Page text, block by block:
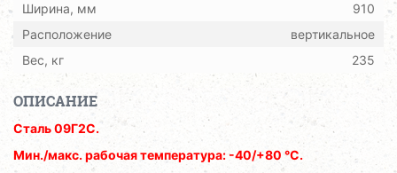
Ширина, мм
910
Расположение
вертикальное
Вес, кг
235
ОПИСАНИЕ
Сталь 09Г2С.
Мин./макс. рабочая температура: -40/+80 °C.